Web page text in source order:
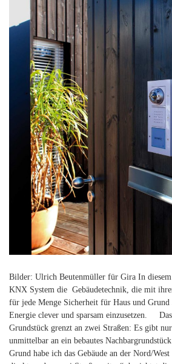
Bilder: Ulrich Beutenmüller für Gira In diesem
KNX System die Gebäudetechnik, die mit
für jede Menge Sicherheit für Haus und
Energie clever und sparsam einzusetzen.
Grundstück grenzt an zwei Straßen: Es gibt
unmittelbar an ein bebautes
Grund habe ich das Gebäude an der Nord/